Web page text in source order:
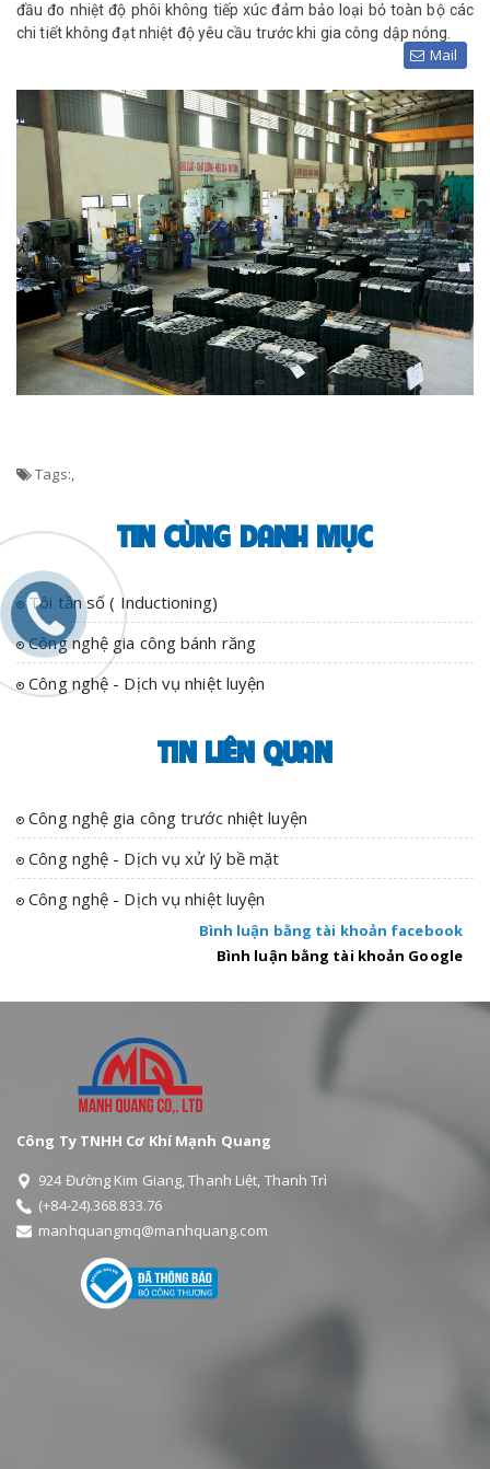
đầu đo nhiệt độ phôi không tiếp xúc đảm bảo loại bỏ toàn bộ các
chi tiết không đạt nhiệt độ yêu cầu trước khi gia công dập nóng.
Tags:,
TIN CÙNG DANH MỤC
Tôi tần số ( Inductioning)
Công nghệ gia công bánh răng
Công nghệ - Dịch vụ nhiệt luyện
TIN LIÊN QUAN
Công nghệ gia công trước nhiệt luyện
Công nghệ - Dịch vụ xử lý bề mặt
Công nghệ - Dịch vụ nhiệt luyện
Bình luận bằng tài khoản facebook
Bình luận bằng tài khoản Google
Công Ty TNHH Cơ Khí Mạnh Quang
924 Đường Kim Giang, Thanh Liệt, Thanh Trì
(+84-24).368.833.76
manhquangmq@manhquang.com
Mail